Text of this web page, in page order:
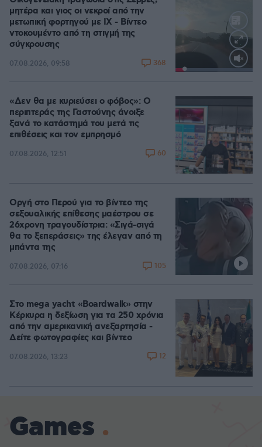
Loaded:
μητέρα και γιος οι νεκροί από την
μετωπική φορτηγού με ΙΧ - Βίντεο
ντοκουμέντο από τη στιγμή της
σύγκρουσης
07.08.2026, 09:58 368
«Δεν θα με κυριεύσει ο φόβος»: Ο
περιπτεράς της Γαστούνης άνοιξε
ξανά το κατάστημά του μετά τις
επιθέσεις και τον εμπρησμό
07.08.2026, 12:51 60
Οργή στο Περού για το βίντεο της
σεξουαλικής επίθεσης μαέστρου σε
26χρονη τραγουδίστρια: «Σιγά-σιγά
θα το ξεπεράσεις» της έλεγαν από τη
μπάντα της
07.08.2026, 07:16 105
Στο mega yacht «Boardwalk» στην
Κέρκυρα η δεξίωση για τα 250 χρόνια
από την αμερικανική ανεξαρτησία -
Δείτε φωτογραφίες και βίντεο
07.08.2026, 13:23 12
Games